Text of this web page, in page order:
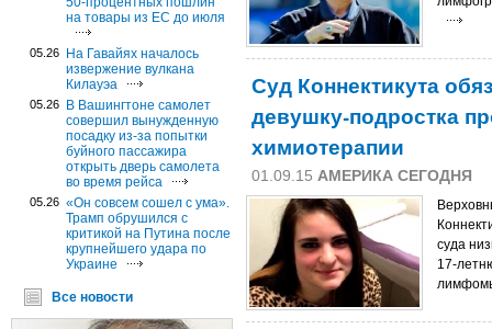
на товары из ЕС до июля
05.26
На Гавайях началось
извержение вулкана
Килауэа
05.26
В Вашингтоне самолет
совершил вынужденную
посадку из-за попытки
буйного пассажира
открыть дверь самолета
во время рейса
05.26 «Он совсем сошел с ума».
Трамп обрушился с
критикой на Путина после
крупнейшего удара по
Украине
Все новости
Суд Коннектикута
девушку-подростка
химиотерапии
01.09.15 АМЕРИКА СЕГОДНЯ
суда
17-